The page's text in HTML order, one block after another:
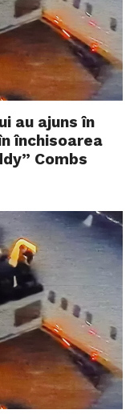
au ajuns în
închisoarea
Combs